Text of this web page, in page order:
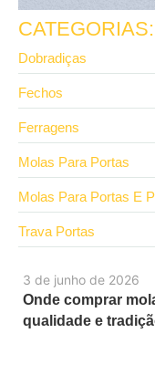
3 de junho de 2026
Onde comprar
qualidade e
CATEGORIAS:
Dobradiças
Fechos
Ferragens
Molas Para Portas
Molas Para Portas E
Trava Portas